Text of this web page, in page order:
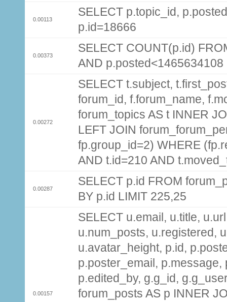
0.00113
SELECT p.topic_id,
p.id=18666
0.00373
SELECT COUNT(p.id)
AND p.posted<1465634108
0.00272
SELECT t.subject,
forum_id, f.forum_name,
forum_topics AS t INNER
LEFT JOIN
fp.group_id=2) WHERE
AND t.id=210 AND
0.00287
SELECT p.id FROM
BY p.id LIMIT 225,25
0.00157
SELECT u.email, u.title,
u.num_posts, u.registered,
u.avatar_height, p.id,
p.poster_email,
p.edited_by, g.g_id,
forum_posts AS p INNER